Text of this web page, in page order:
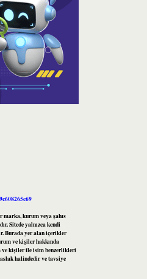
marka, kurum veya şahıs
Sitede yalnızca kendi
Burada yer alan içerikler
ve kişiler hakkında
ve kişiler ile isim benzerlikleri
halindedir ve tavsiye